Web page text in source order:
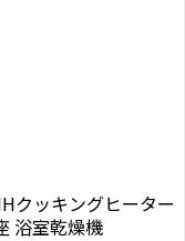
クッキングヒーター
浴室乾燥機